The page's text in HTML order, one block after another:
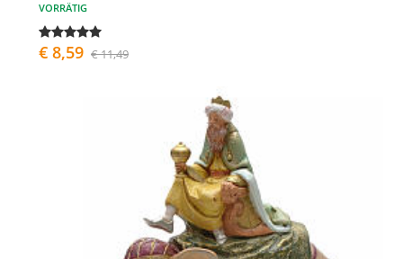
VORRÄTIG
€ 8,59 € 11,49